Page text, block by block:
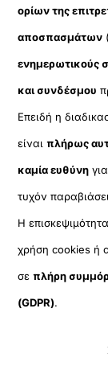
ορίων της
αποσπασμάτων
ενημερωτικούς
και συνδέσμου
Επειδή η
είναιπλήρως
καμία ευθύνη
τυχόν
Η
χρήση cookies ή
σεπλήρη
(GDPR).